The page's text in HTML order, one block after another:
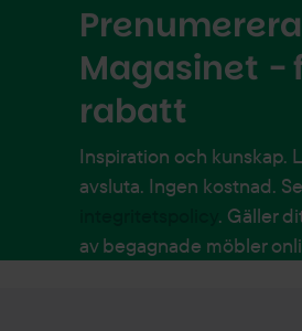
Magasinet -
rabatt
Inspiration och kunskap.
avsluta. Ingen kostnad.
. Gäller
av begagnade möbler